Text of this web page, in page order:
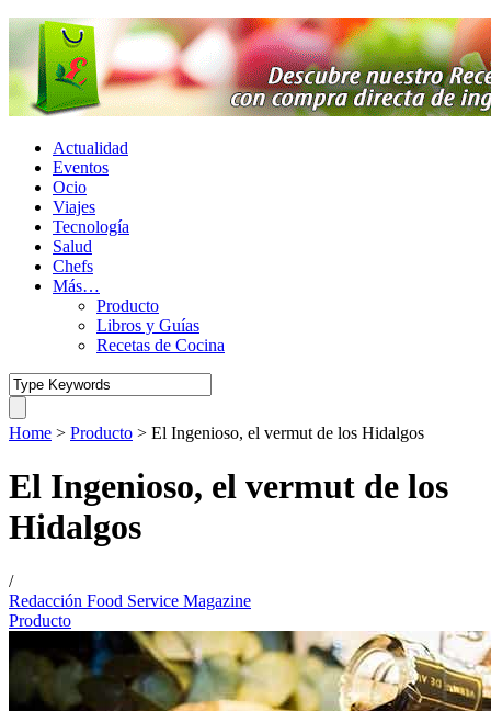
Actualidad
Eventos
Ocio
Viajes
Tecnología
Salud
Chefs
Más…
Producto
Libros y Guías
Recetas de Cocina
Home > Producto > El Ingenioso, el vermut de los Hidalgos
El Ingenioso, el vermut de los
Hidalgos
/
Redacción Food Service Magazine
Producto